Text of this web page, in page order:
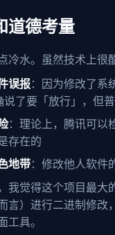
道德考量
冷水。虽然技术上很
误报：因为修改了系
说了要「放行」，但
：理论上，腾讯可以
存在的
地带：修改他人软件
我觉得这个项目最大
言）进行二进制修改
工具。